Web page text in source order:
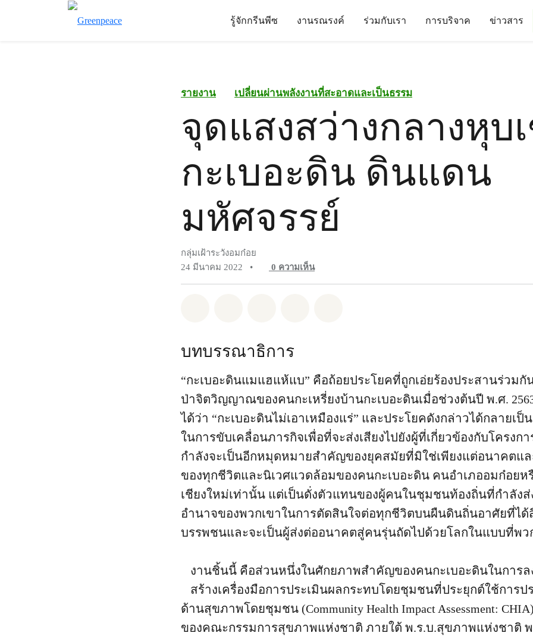
รู้จักกรีนพีซ งานรณรงค์ ร่วมกับเรา การบริจาค ข่าวสาร
รายงาน เปลี่ยนผ่านพลังงานที่สะอาดและเป็นธรรม
จุดแสงสว่างกลางหุบ
กะเบอะดิน ดินแดน
มหัศจรรย์
กลุ่มเฝ้าระวังอมก๋อย
24 มีนาคม 2022
• 0 ความเห็น
บทบรรณาธิการ
“กะเบอะดินแมแฮแห้แบ” คือถ้อยประโยคที่ถูกเอ่ยร้องประสานร่วม
ป่าจิตวิญญาณของคนกะเหรี่ยงบ้านกะเบอะดินเมื่อช่วงต้นปี พ.ศ.
ได้ว่า “กะเบอะดินไม่เอาเหมืองแร่” และประโยคดังกล่าวได้กลายเ
ในการขับเคลื่อนภารกิจเพื่อที่จะส่งเสียงไปยังผู้ที่เกี่ยวข้องกับโครงก
กำลังจะเป็นอีกหมุดหมายสำคัญของยุคสมัยที่มิใช่เพียงแต่อนาคตแล
ของทุกชีวิตและนิเวศแวดล้อมของคนกะเบอะดิน คนอำเภออมก๋อยห
เชียงใหม่เท่านั้น แต่เป็นดั่งตัวแทนของผู้คนในชุมชนท้องถิ่นที่กำลังส่
อำนาจของพวกเขาในการตัดสินใจต่อทุกชีวิตบนผืนดินถิ่นอาศัยที่ไ
บรรพชนและจะเป็นผู้ส่งต่ออนาคตสู่คนรุ่นถัดไปด้วยโลกในแบบที่พว
งานชิ้นนี้ คือส่วนหนึ่งในศักยภาพสำคัญของคนกะเบอะดินในการล
สร้างเครื่องมือการประเมินผลกระทบโดยชุมชนที่ประยุกต์ใช้การป
ด้านสุขภาพโดยชุมชน (Community Health Impact Assessment:
ของคณะกรรมการสุขภาพแห่งชาติ ภายใต้ พ.ร.บ.สุขภาพแห่งชาติ พ.